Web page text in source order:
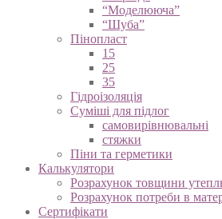
“Моделююча”
“Шуба”
Пінопласт
15
25
35
Гідроізоляція
Суміші для підлог
самовирівнювальні
стяжки
Піни та герметики
Калькулятори
Розрахунок товщини
Розрахунок потреби в
Сертифікати